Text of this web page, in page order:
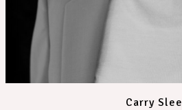
Carry Slee